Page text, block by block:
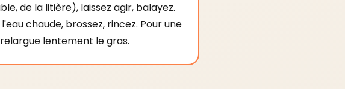
de la litière), laissez agir, balayez.
chaude, brossez, rincez. Pour une
lentement le gras.